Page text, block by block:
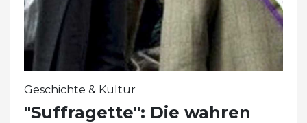
Geschichte & Kultur
"Suffragette": Die wahren